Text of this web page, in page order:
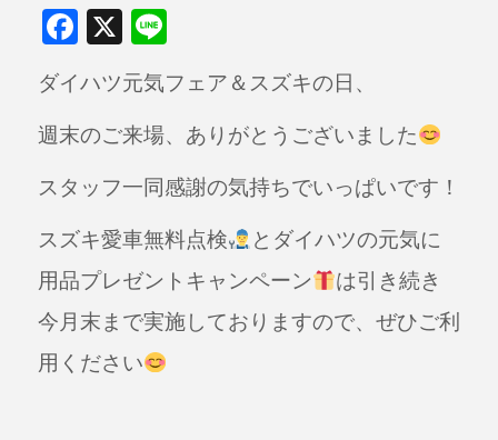
F
c
e
b
o
o
k
X Li
n
e
ダイハツ元気フェア＆スズキの日、
週末のご来場、ありがとうございました
スタッフ一同感謝の気持ちでいっぱいです！
スズキ愛車無料点検
とダイハツの元気に
用品プレゼントキャンペーン
は引き続き
今月末まで実施しておりますので、ぜひご利
用ください